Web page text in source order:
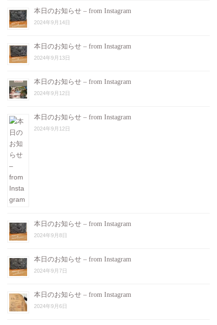
本日のお知らせ – from Instagram
2024年9月14日
本日のお知らせ – from Instagram
2024年9月13日
本日のお知らせ – from Instagram
2024年9月12日
本日のお知らせ – from Instagram
2024年9月12日
本日のお知らせ – from Instagram
2024年9月8日
本日のお知らせ – from Instagram
2024年9月7日
本日のお知らせ – from Instagram
2024年9月6日